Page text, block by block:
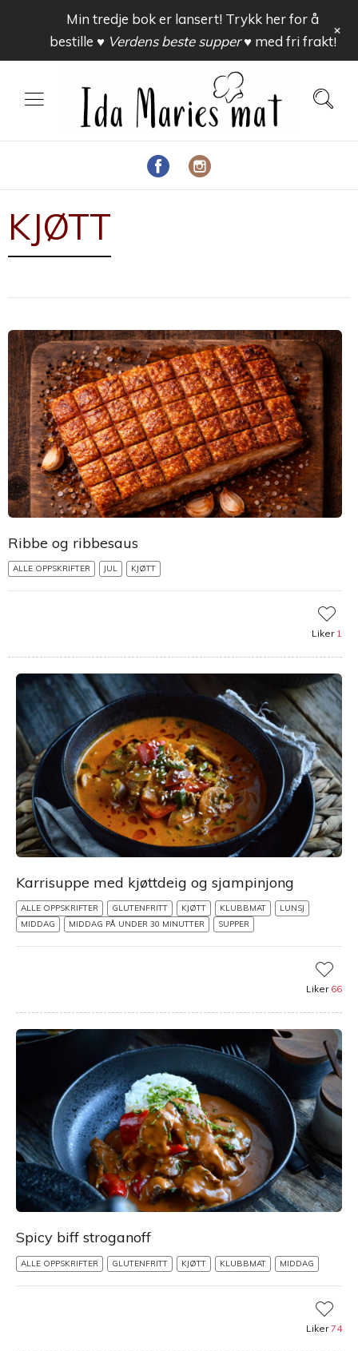
KJØTT
Ribbe og ribbesaus
ALLE OPPSKRIFTER JUL KJØTT
Liker 1
Karrisuppe med kjøttdeig og sjampinjong
ALLE OPPSKRIFTER GLUTENFRITT KJØTT KLUBBMAT
LUNSJ
MIDDAG
MIDDAG PÅ UNDER 30 MINUTTER SUPPER
Liker 66
Spicy biff stroganoff
ALLE OPPSKRIFTER GLUTENFRITT KJØTT KLUBBMAT MIDDAG
Liker74
Min tredje bok er lansert! Trykk her for å
bestille ♥ Verdens beste supper ♥med fri frakt!
+